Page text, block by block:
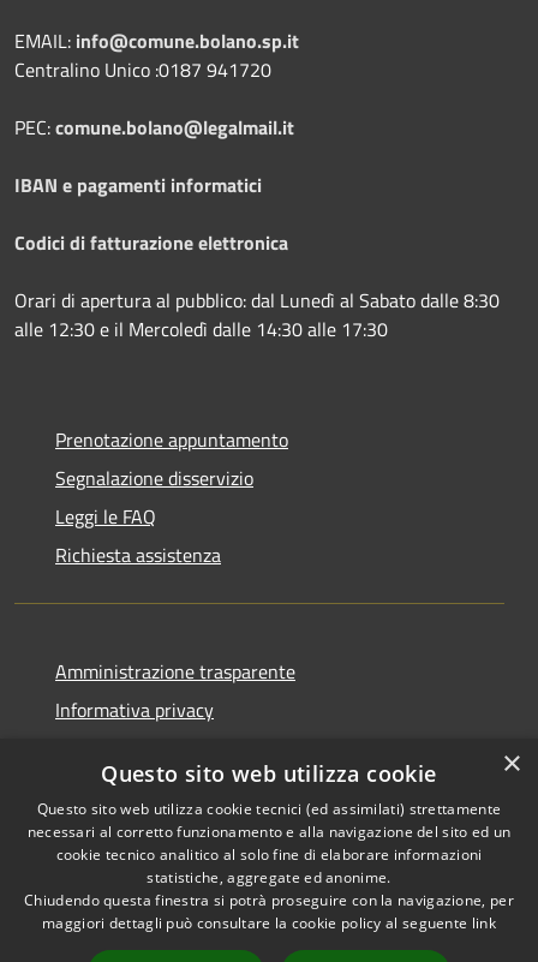
EMAIL: info@comune.bolano.sp.it
Centralino Unico :0187 941720
PEC:comune.bolano@legalmail.it
IBAN e pagamenti informatici
Codici di fatturazione elettronica
Orari di apertura al pubblico: dal Lunedì al Sabato dalle 8:30
alle 12:30 e il Mercoledì dalle 14:30 alle 17:30
Prenotazione appuntamento
Segnalazione disservizio
Leggi le FAQ
Richiesta assistenza
Amministrazione trasparente
Informativa privacy
Dichiarazione di accessibilità
RSS
Accessibilità
Copyright © 2026 • Comune di
Bolano • Powered by
×
Questo sito web utilizza cookie
Questo sito web utilizza cookie tecnici (ed assimilati) strettamente
necessari al corretto funzionamento e alla navigazione del sito ed un
cookie tecnico analitico al solo fine di elaborare informazioni
statistiche, aggregate ed anonime.
Chiudendo questa finestra si potrà proseguire con la navigazione, per
maggiori dettagli può consultare la cookie policy al seguente link